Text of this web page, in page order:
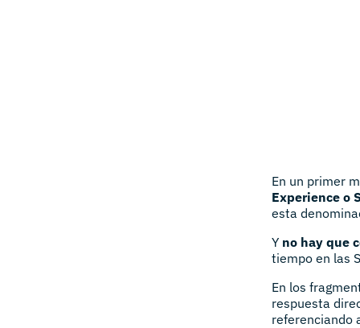
En un primer
Experience o
esta
Y no hay que
tiempo en las
En los
respuesta
referenciando